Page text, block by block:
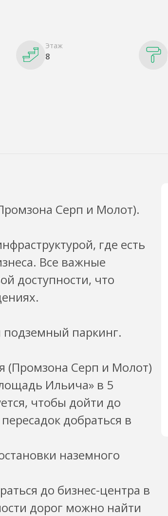
Этаж
8
Серп и Молот).
где есть
Все важные
доступности, что
паркинг.
(Промзона Серп и Молот)
Ильича» в 5
чтобы дойти до
добраться в
наземного
до бизнес-центра в
дорог можно найти